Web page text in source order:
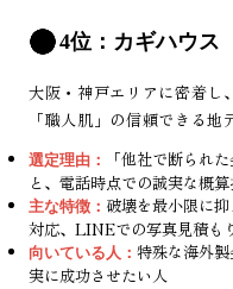
4位：カギハウス
大阪・神戸エリアに密着し
「職人肌」の信頼できる地
選定理由：
「他社で断られ
と、電話時点での誠実な概
主な特徴： 破壊を最小限に
対応、LINEでの写真見積も
向いている人： 特殊な海外
実に成功させたい人